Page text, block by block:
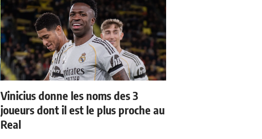
Vinicius donne les noms des 3
joueurs dont il est le plus proche au
Real